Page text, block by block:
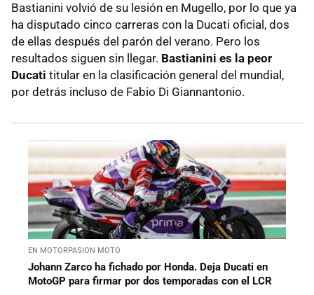
Bastianini volvió de su lesión en Mugello, por lo que ya
ha disputado cinco carreras con la Ducati oficial, dos
de ellas después del parón del verano. Pero los
resultados siguen sin llegar. Bastianini es la peor
Ducati titular en la clasificación general del mundial,
por detrás incluso de Fabio Di Giannantonio.
EN MOTORPASION MOTO
Johann Zarco ha fichado por Honda. Deja Ducati en
MotoGP para firmar por dos temporadas con el LCR